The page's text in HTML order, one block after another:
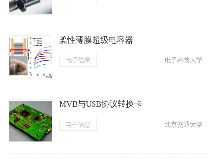
柔性薄膜超级电容器
电子信息 电子科技大学
MVB与USB协议转换卡
电子信息 北京交通大学